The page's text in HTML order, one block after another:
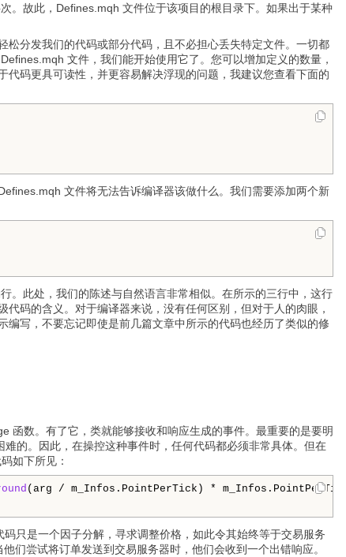
。故此，Defines.mqh 文件位于该项目的根目录下。如果出于某种
分发我们的代码或部分代码，且不必担心丢失特定文件。一切都
文件，我们能开始使用它了。您可以增加定义的数量，
码更具可读性，并更容易解决浮现的问题，我建议您查看下面的
文件将无法告诉编译器该做什么。我们需要添加两个新
。此处，我们的陈述与自然语言非常相似。在所示的三行中，这行
码的含义。对于编译器来说，没有任何区别，但对于人的肉眼，
写，不要忘记即使是前几篇文章中所示的代码也经历了类似的修
函数。有了它，类就能够接收和响应生成的事件。最重要的是要明
的。因此，在操控这种事件时，任何代码都必须非常具体。但在
如下所见：
(arg / m_Infos.PointPerTick) *
只是一个因子分解，寻求调整价格，如此令其始终等于交易服务
们尝试将订单发送到交易服务器时，他们会收到一个出错响应。